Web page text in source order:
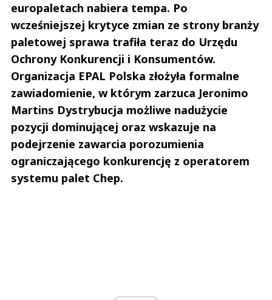
europaletach nabiera tempa. Po
wcześniejszej krytyce zmian ze strony branży
paletowej sprawa trafiła teraz do Urzędu
Ochrony Konkurencji i Konsumentów.
Organizacja EPAL Polska złożyła formalne
zawiadomienie, w którym zarzuca Jeronimo
Martins Dystrybucja możliwe nadużycie
pozycji dominującej oraz wskazuje na
podejrzenie zawarcia porozumienia
ograniczającego konkurencję z operatorem
systemu palet Chep.